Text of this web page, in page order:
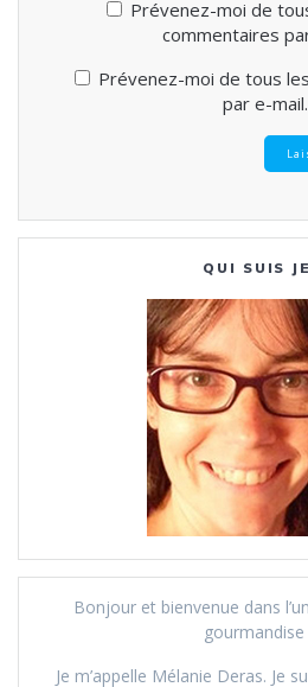
Prévenez-moi de
commentaires
Prévenez-moi de tous
par e-mail.
QUI SUIS
Bonjour et bienvenue dans
gourmandise
Je m’appelle Mélanie Deras. Je